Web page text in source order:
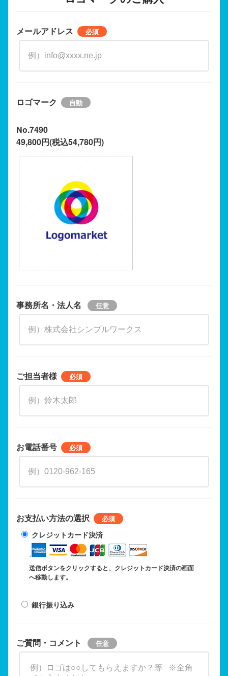
メールアドレス
ロゴマーク
No.7490
49,800円(税込54,780円)
事務所名・法人名
ご担当者様
お電話番号
お支払い方法の選択
クレジットカード決済
送信ボタンをクリックすると、クレジットカード決済の画面
へ移動します。
銀行振り込み
ご質問・コメント